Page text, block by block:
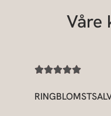
Våre